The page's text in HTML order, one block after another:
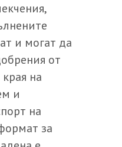
и могат да
от
на
и
на
за